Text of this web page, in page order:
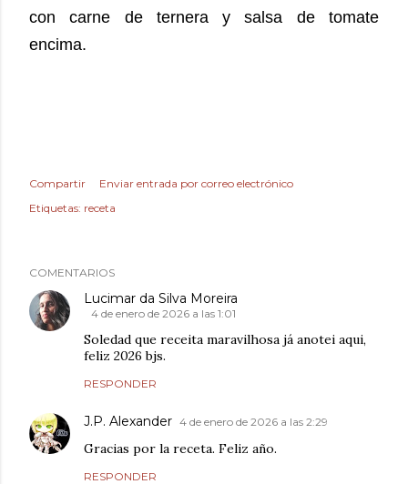
con carne de ternera y salsa de tomate
encima.
Compartir
Enviar entrada por correo electrónico
Etiquetas: receta
COMENTARIOS
Lucimar da Silva Moreira
4 de enero de 2026 a las 1:01
Soledad que receita maravilhosa já anotei aqui,
feliz 2026 bjs.
RESPONDER
J.P. Alexander 4 de enero de 2026 a las 2:29
Gracias por la receta. Feliz año.
RESPONDER